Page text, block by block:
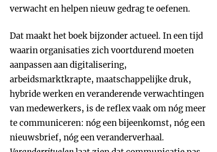
verwacht en helpen nieuw gedrag te oefenen.
Dat maakt het boek bijzonder actueel. In een tijd
waarin organisaties zich voortdurend moeten
aanpassen aan digitalisering,
arbeidsmarktkrapte, maatschappelijke druk,
hybride werken en veranderende verwachtingen
van medewerkers, is de reflex vaak om nóg meer
te communiceren: nóg een bijeenkomst, nóg een
nieuwsbrief, nóg een veranderverhaal.